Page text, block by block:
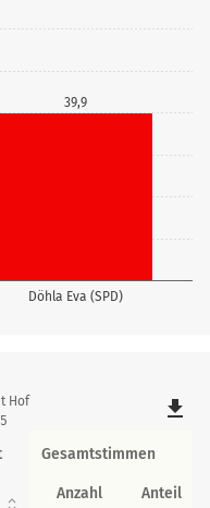
Döhla Eva (SPD)
39,9
Hof
file_download
Gesamtstimmen
Anzahl Anteil